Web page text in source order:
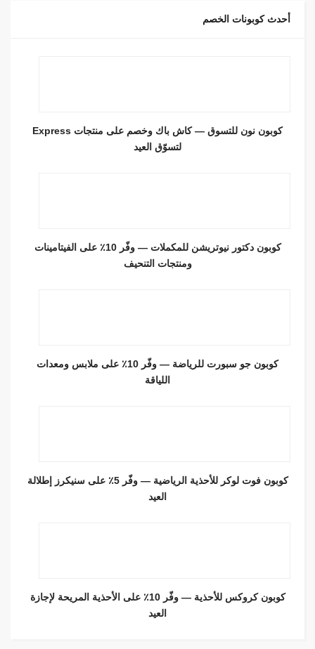
أحدث كوبونات الخصم
كوبون نون للتسوق — كاش باك وخصم على منتجات Express
لتسوّق العيد
كوبون دكتور نيوتريشن للمكملات — وفّر 10٪ على الفيتامينات
ومنتجات التنحيف
كوبون جو سبورت للرياضة — وفّر 10٪ على ملابس ومعدات
اللياقة
كوبون فوت لوكر للأحذية الرياضية — وفّر 5٪ على سنيكرز إطلالة
العيد
كوبون كروكس للأحذية — وفّر 10٪ على الأحذية المريحة لإجازة
العيد